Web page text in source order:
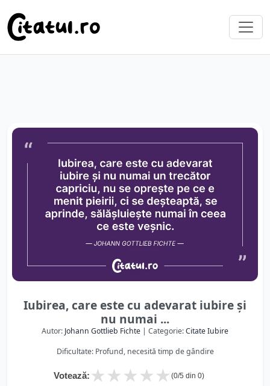
Iubirea, care este cu adevarat iubire și
nu numai ...
Autor: Johann Gottlieb Fichte | Categorie:Citate Iubire
Dificultate: Profund, necesită timp de gândire
Votează: ★
★
★
★
★ (0/5 din 0)